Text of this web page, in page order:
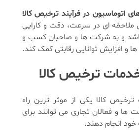
اتوماسیون در فرآیند ترخیص کالا
ملاحظه ‌ای در سرعت، دقت و کارایی
باشد و به شرکت ‌ها و صاحبان کسب و
و افزایش توانایی رقابتی کمک کند.
ترخیص کالا
ترخیص کالا یکی از موثر ترین راه‌
و فعالان تجاری می ‌توانند برای
خود انجام دهند.